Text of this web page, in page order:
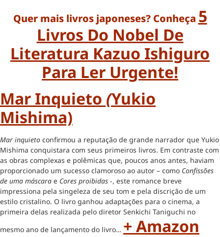
Quer mais livros japoneses? Conheça 5
Livros Do Nobel De
Literatura Kazuo Ishiguro
Para Ler Urgente!
Mar Inquieto (Yukio
Mishima)
Mar inquieto confirmou a reputação de grande narrador que Yukio
Mishima conquistara com seus primeiros livros. Em contraste com
as obras complexas e polêmicas que, poucos anos antes, haviam
proporcionado um sucesso clamoroso ao autor – como Confissões
de uma máscara e Cores proibidas -, este romance breve
impressiona pela singeleza de seu tom e pela discrição de um
estilo cristalino. O livro ganhou adaptações para o cinema, a
primeira delas realizada pelo diretor Senkichi Taniguchi no
mesmo ano de lançamento do livro… + Amazon